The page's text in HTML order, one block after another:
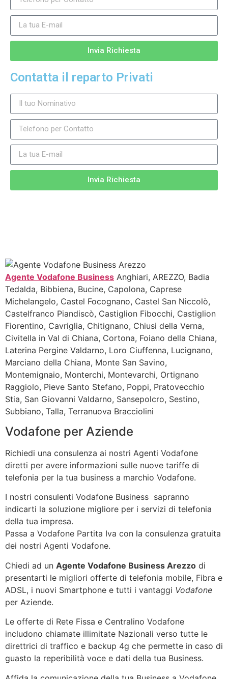
Invia Richiesta
Contatta il reparto Privati
Invia Richiesta
Agente Vodafone Business Anghiari, AREZZO, Badia
Tedalda, Bibbiena, Bucine, Capolona, Caprese
Michelangelo, Castel Focognano, Castel San Niccolò,
Castelfranco Piandiscò, Castiglion Fibocchi, Castiglion
Fiorentino, Cavriglia, Chitignano, Chiusi della Verna,
Civitella in Val di Chiana, Cortona, Foiano della Chiana,
Laterina Pergine Valdarno, Loro Ciuffenna, Lucignano,
Marciano della Chiana, Monte San Savino,
Montemignaio, Monterchi, Montevarchi, Ortignano
Raggiolo, Pieve Santo Stefano, Poppi, Pratovecchio
Stia, San Giovanni Valdarno, Sansepolcro, Sestino,
Subbiano, Talla, Terranuova Bracciolini
Vodafone per Aziende
Richiedi una consulenza ai nostri Agenti Vodafone
diretti per avere informazioni sulle nuove tariffe di
telefonia per la tua business a marchio Vodafone.
I nostri consulenti Vodafone Business sapranno
indicarti la soluzione migliore per i servizi di telefonia
della tua impresa.
Passa a Vodafone Partita Iva con la consulenza gratuita
dei nostri Agenti Vodafone.
Chiedi ad un Agente Vodafone Business Arezzo di
presentarti le migliori offerte di telefonia mobile, Fibra e
ADSL, i nuovi Smartphone e tutti i vantaggi Vodafone
per Aziende.
Le offerte di Rete Fissa e Centralino Vodafone
includono chiamate illimitate Nazionali verso tutte le
direttrici di traffico e backup 4g che permette in caso di
guasto la reperibilità voce e dati della tua Business.